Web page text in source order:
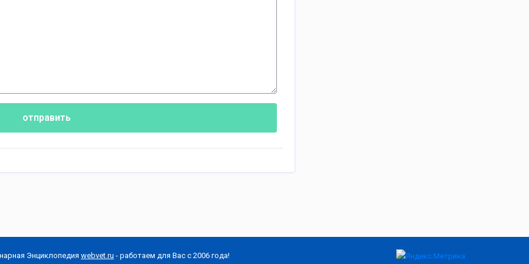
отправить
Энциклопедия webvet.ru - работаем для Вас с 2006 года!